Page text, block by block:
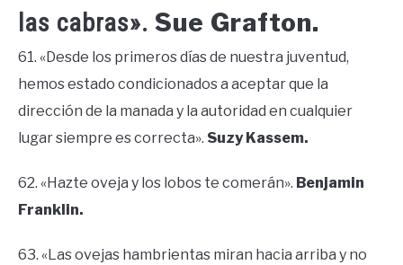
las cabras». Sue Grafton.
61. «Desde los primeros días de nuestra juventud,
hemos estado condicionados a aceptar que la
dirección de la manada y la autoridad en cualquier
lugar siempre es correcta». Suzy Kassem.
62. «Hazte oveja y los lobos te comerán». Benjamin
Franklin.
63. «Las ovejas hambrientas miran hacia arriba y no